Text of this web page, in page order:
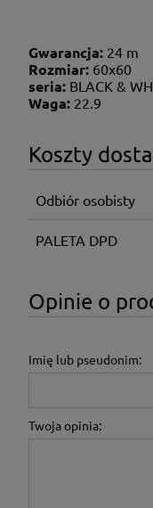
Gwarancja: 24 m
Rozmiar: 60x60
seria: BLACK &
Waga: 22.9
Koszty
Cena nie zawiera
Odbiór osobisty
PALETA DPD
Opinie o
Imię lub pseudonim:
Twoja opinia: